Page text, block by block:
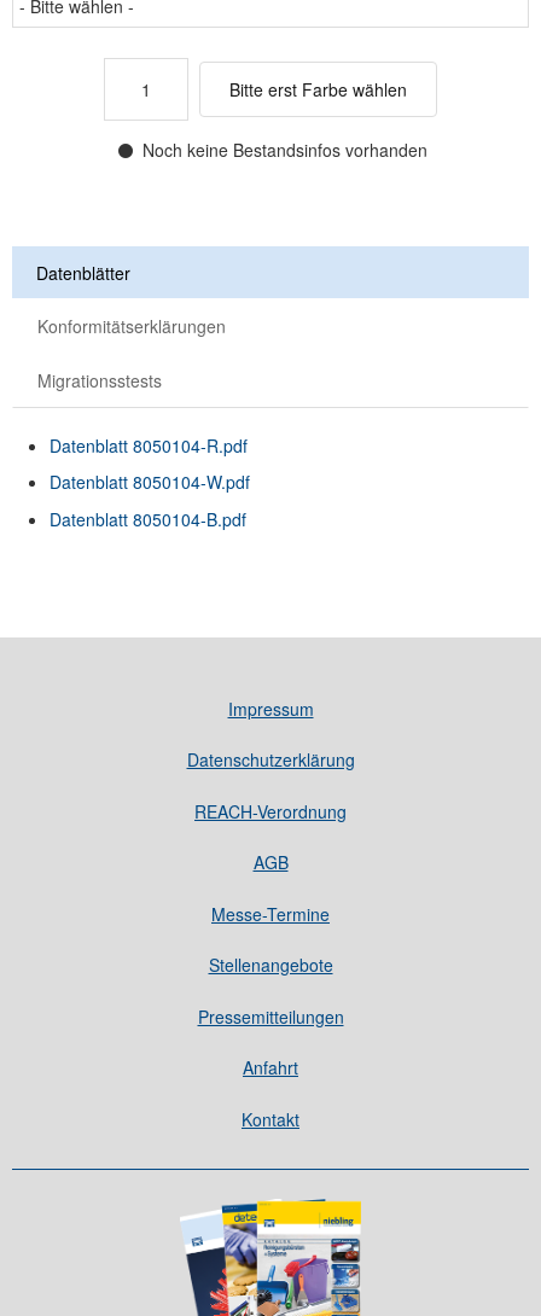
Bitte erst Farbe wählen
Noch keine Bestandsinfos vorhanden
Datenblätter
Konformitätserklärungen
Migrationsstests
Datenblatt 8050104-R.pdf
Datenblatt 8050104-W.pdf
Datenblatt 8050104-B.pdf
Impressum
Datenschutzerklärung
REACH-Verordnung
AGB
Messe-Termine
Stellenangebote
Pressemitteilungen
Anfahrt
Kontakt